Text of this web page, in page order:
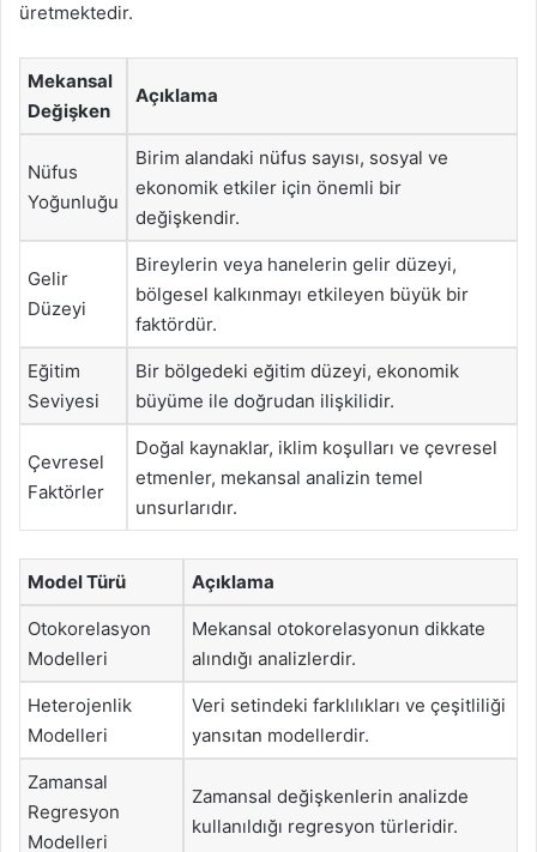
üretmektedir.
Mekansal
Değişken
Açıklama
Nüfus
Yoğunluğu
Birim alandaki nüfus sayısı, sosyal ve
ekonomik etkiler için önemli bir
değişkendir.
Gelir
Düzeyi
Bireylerin veya hanelerin gelir düzeyi,
bölgesel kalkınmayı etkileyen büyük bir
faktördür.
Eğitim
Seviyesi
Bir bölgedeki eğitim düzeyi, ekonomik
büyüme ile doğrudan ilişkilidir.
Çevresel
Faktörler
Doğal kaynaklar, iklim koşulları ve çevresel
etmenler, mekansal analizin temel
unsurlarıdır.
Model Türü Açıklama
Otokorelasyon
Modelleri
Mekansal otokorelasyonun dikkate
alındığı analizlerdir.
Heterojenlik
Modelleri
Veri setindeki farklılıkları ve çeşitliliği
yansıtan modellerdir.
Zamansal
Regresyon
Modelleri
Zamansal değişkenlerin analizde
kullanıldığı regresyon türleridir.